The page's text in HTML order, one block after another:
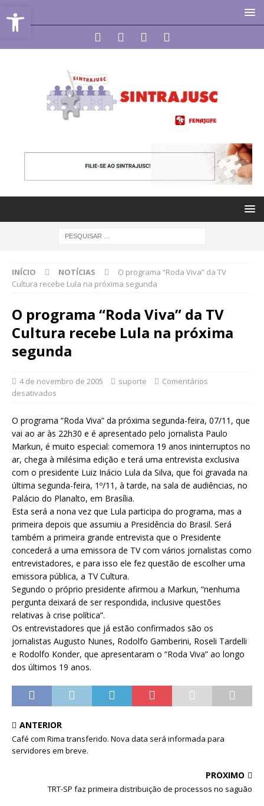
Abrir a barra de ferramentas
INÍCIO NOTÍCIAS
O programa “Roda Viva” da TV
Cultura recebe Lula na próxima segunda
O programa “Roda Viva” da TV
Cultura recebe Lula na próxima
segunda
4 de novembro de 2005 suporte
Comentários
desativados
O programa “Roda Viva” da próxima segunda-feira, 07/11, que
vai ao ar às 22h30 e é apresentado pelo jornalista Paulo
Markun, é muito especial: comemora 19 anos ininterruptos no
ar, chega à milésima edição e terá uma entrevista exclusiva
com o presidente Luiz Inácio Lula da Silva, que foi gravada na
última segunda-feira, 1º/11, à tarde, na sala de audiências, no
Palácio do Planalto, em Brasília.
Esta será a nona vez que Lula participa do programa, mas a
primeira depois que assumiu a Presidência do Brasil. Será
também a primeira grande entrevista que o Presidente
concederá a uma emissora de TV com vários jornalistas como
entrevistadores, e para isso ele fez questão de escolher uma
emissora pública, a TV Cultura.
Segundo o próprio presidente afirmou a Markun, “nenhuma
pergunta deixará de ser respondida, inclusive questões
relativas à crise política”.
Os entrevistadores que já estão confirmados são os
jornalistas Augusto Nunes, Rodolfo Gamberini, Roseli Tardelli
e Rodolfo Konder, que apresentaram o “Roda Viva” ao longo
dos últimos 19 anos.
ANTERIOR
Café com Rima transferido. Nova data será informada para
servidores em breve.
PRÓXIMO
TRT-SP faz primeira distribuição de processos no saguão